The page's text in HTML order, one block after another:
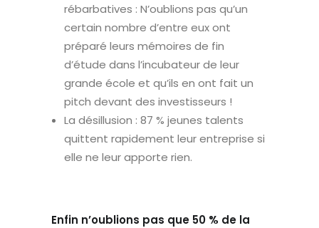
rébarbatives : N’oublions pas qu’un
certain nombre d’entre eux ont
préparé leurs mémoires de fin
d’étude dans l’incubateur de leur
grande école et qu’ils en ont fait un
pitch devant des investisseurs !
La désillusion : 87 % jeunes talents
quittent rapidement leur entreprise si
elle ne leur apporte rien.
Enfin n’oublions pas que 50 % de la